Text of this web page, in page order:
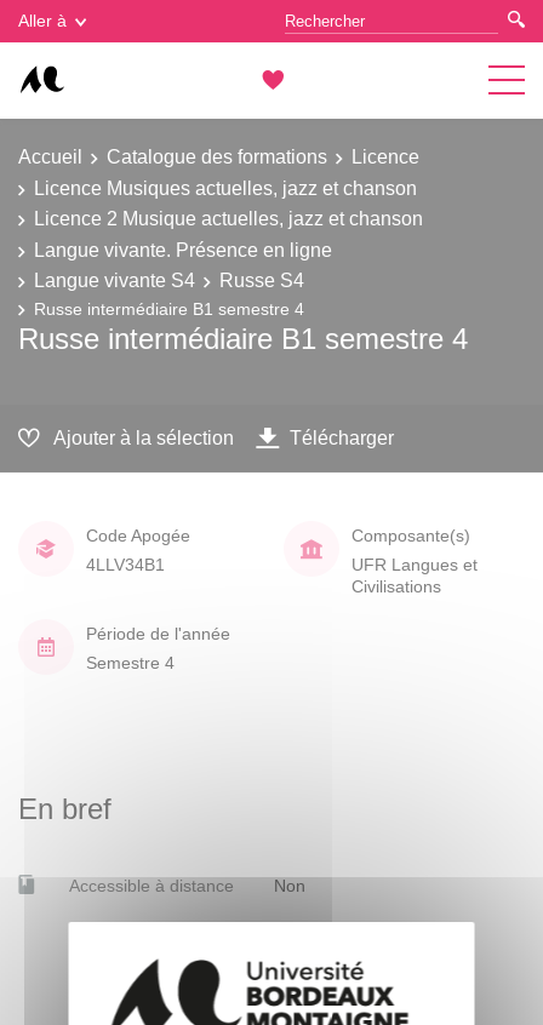
Aller à
Accueil Catalogue des formations
Licence
Licence Musiques actuelles, jazz et chanson
Licence 2 Musique actuelles, jazz et chanson
Langue vivante. Présence en ligne
Langue vivante S4
Russe S4
Russe intermédiaire B1 semestre 4
Russe intermédiaire B1 semestre 4
Ajouter à la sélection Télécharger
Code Apogée
4LLV34B1
Composante(s)
UFR Langues et
Civilisations
Période de l'année
Semestre 4
En bref
Accessible à distance Non
Gestion des cookies